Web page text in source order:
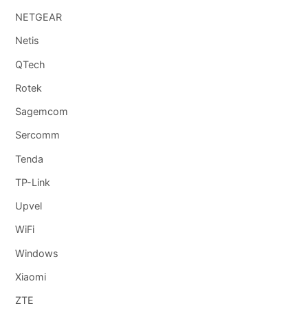
NETGEAR
Netis
QTech
Rotek
Sagemcom
Sercomm
Tenda
TP-Link
Upvel
WiFi
Windows
Xiaomi
ZTE